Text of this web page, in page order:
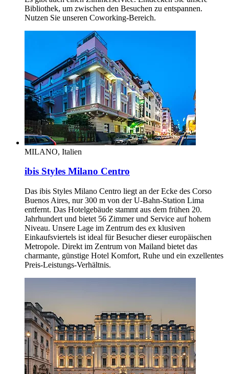
Bibliothek, um zwischen den Besuchen zu entspannen.
Nutzen Sie unseren Coworking-Bereich.
MILANO, Italien
ibis Styles Milano Centro
Das ibis Styles Milano Centro liegt an der Ecke des Corso
Buenos Aires, nur 300 m von der U-Bahn-Station Lima
entfernt. Das Hotelgebäude stammt aus dem frühen 20.
Jahrhundert und bietet 56 Zimmer und Service auf hohem
Niveau. Unsere Lage im Zentrum des ex klusiven
Einkaufsviertels ist ideal für Besucher dieser europäischen
Metropole. Direkt im Zentrum von Mailand bietet das
charmante, günstige Hotel Komfort, Ruhe und ein exzellentes
Preis-Leistungs-Verhältnis.